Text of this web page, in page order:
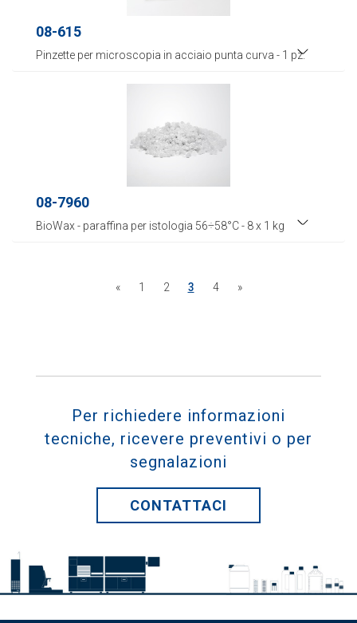
08-615
Pinzette per microscopia in acciaio punta curva - 1 pz.
08-7960
BioWax - paraffina per istologia 56÷58°C - 8 x 1 kg
« 1 2 3 4 »
Per richiedere informazioni
tecniche, ricevere preventivi o per
segnalazioni
CONTATTACI